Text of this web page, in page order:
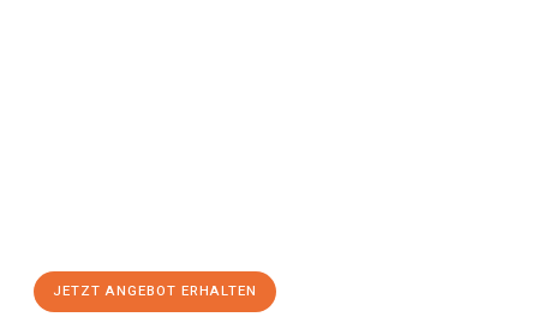
JETZT ANGEBOT ERHALTEN